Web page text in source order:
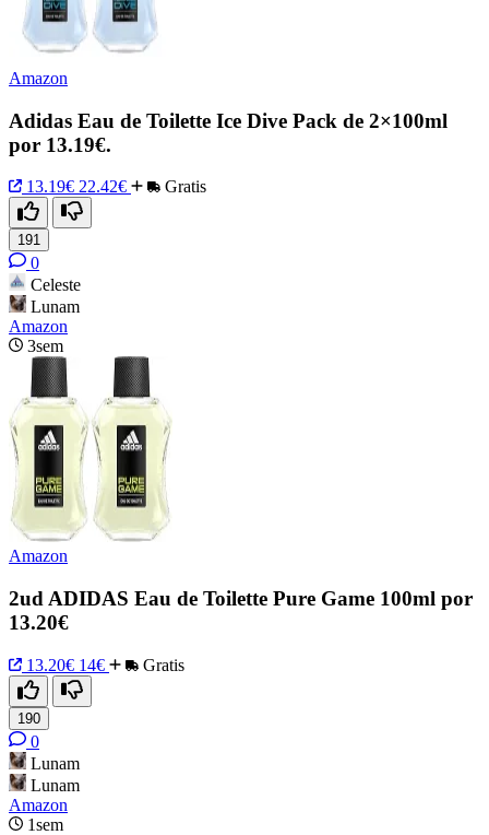
Amazon
Adidas Eau de Toilette Ice Dive Pack de 2×100ml
por 13.19€.
13.19€ 22.42€ Gratis
191
0
Celeste
Lunam
Amazon
3sem
Amazon
2ud ADIDAS Eau de Toilette Pure Game 100ml por
13.20€
13.20€ 14€ Gratis
190
0
Lunam
Lunam
Amazon
1sem